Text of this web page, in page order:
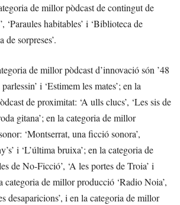
de millor pòdcast de contingut de
‘Paraules habitables’ i ‘Biblioteca de
sorpreses’.
de millor pòdcast d’innovació són ’48
i ‘Estimem les mates’; en la
de proximitat: ‘A ulls clucs’, ‘Les sis de
gitana’; en la categoria de millor
‘Montserrat, una ficció sonora’,
i ‘L’última bruixa’; en la categoria de
de No-Ficció’, ‘A les portes de Troia’ i
categoria de millor producció ‘Radio Noia’,
desaparicions’, i en la categoria de millor